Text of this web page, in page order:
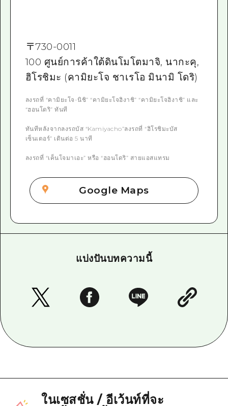
〒730-0011
100 ศูนย์การค้าใต้ดินโมโตมาจิ, นากะคุ,
ฮิโรชิมะ (คามิยะโจ ชาเรโอ มินามิ โดริ)
ลงรถที่ “คามิยะโจ-นิชิ” “คามิยะโจฮิงาชิ” “คามิยะโจฮิงาชิ” และ
“ฮอนโดริ” ทันที
ทันทีหลังจากลงรถบัส “Kamiyacho”ลงรถที่ “ฮิโรชิมะบัส
เซ็นเตอร์” เดินต่อ 5 นาที
ลงรถที่ “เค็นโจมาเอะ” หรือ “ฮอนโดริ” สายแอสแทรม
Google Maps
แบ่งปันบทความนี้
ในเซสชั่น/ อีเว้นท์ที่จะ